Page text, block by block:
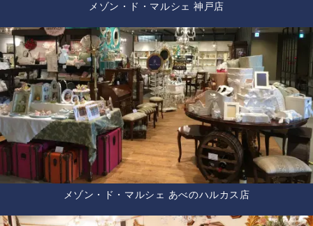
メゾン・ド・マルシェ 神戸店
メゾン・ド・マルシェ あべのハルカス店